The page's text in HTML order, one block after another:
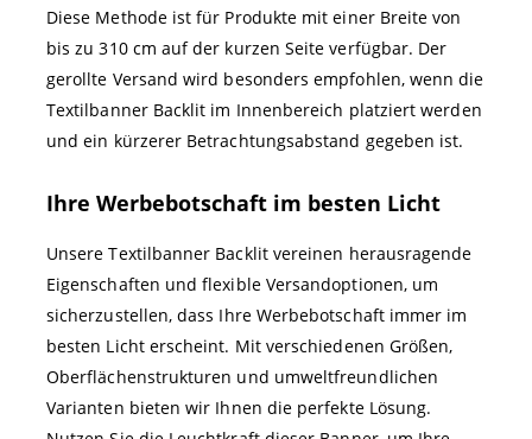
Diese Methode ist für Produkte mit einer Breite von
bis zu 310 cm auf der kurzen Seite verfügbar. Der
gerollte Versand wird besonders empfohlen, wenn die
Textilbanner Backlit im Innenbereich platziert werden
und ein kürzerer Betrachtungsabstand gegeben ist.
Ihre Werbebotschaft im besten Licht
Unsere Textilbanner Backlit vereinen herausragende
Eigenschaften und flexible Versandoptionen, um
sicherzustellen, dass Ihre Werbebotschaft immer im
besten Licht erscheint. Mit verschiedenen Größen,
Oberflächenstrukturen und umweltfreundlichen
Varianten bieten wir Ihnen die perfekte Lösung.